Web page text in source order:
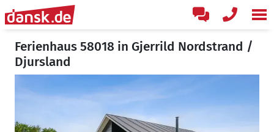
Ferienhaus 58018 in Gjerrild Nordstrand /
Djursland